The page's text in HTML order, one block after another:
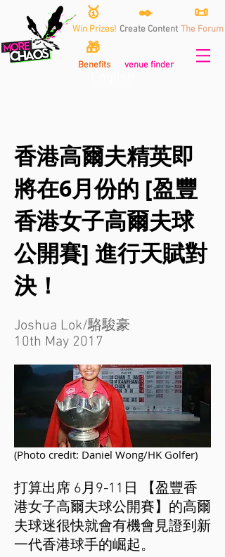
🥇
Win Prizes!
🎁
Benefits
✒️
Create Content
venue finder
📜
The Forum
香港高爾夫精英即
將在6月份的 [盈豐
香港女子高爾夫球
公開賽] 進行天賦對
決！
Joshua Lok/駱駿豪
10th May 2017
(Photo credit: Daniel Wong/HK Golfer)
打算出席 6月9-11日 【盈豐香
港女子高爾夫球公開賽】的高爾
夫球迷很快就會有機會見證到新
一代香港球手的崛起。